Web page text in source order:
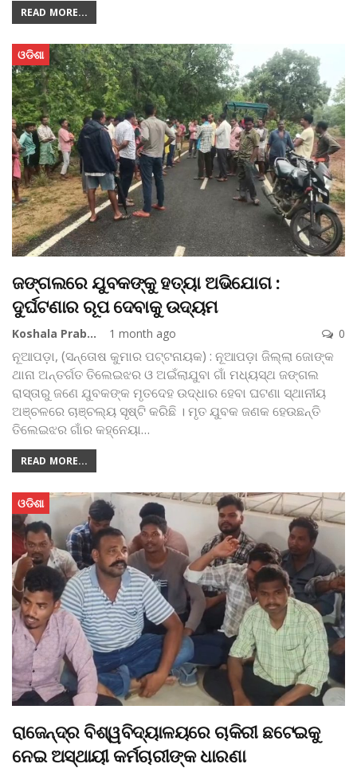
READ MORE...
ଓଡିଶା
ଜଙ୍ଗଲରେ ଯୁବକଙ୍କୁ ହତ୍ୟା ଅଭିଯୋଗ :
ଦୁର୍ଘଟଣାର ରୂପ ଦେବାକୁ ଉଦ୍ୟମ
Koshala Prabaha 1 month ago 0
ନୂଆପଡ଼ା, (ସନ୍ତୋଷ କୁମାର ପଟ୍ଟନାୟକ) : ନୂଆପଡ଼ା ଜିଲ୍ଲା ଜୋଙ୍କ
ଥାନା ଅନ୍ତର୍ଗତ ତିଲେଇଝର ଓ ଅଇଁଲାଯୁବା ଗାଁ ମଧ୍ୟସ୍ଥ ଜଙ୍ଗଲ
ରାସ୍ତାରୁ ଜଣେ ଯୁବକଙ୍କ ମୃତଦେହ ଉଦ୍ଧାର ହେବା ଘଟଣା ସ୍ଥାନୀୟ
ଅଞ୍ଚଳରେ ଚାଞ୍ଚଲ୍ୟ ସୃଷ୍ଟି କରିଛି । ମୃତ ଯୁବକ ଜଣକ ହେଉଛନ୍ତି
ତିଲେଇଝର ଗାଁର କହ୍ନେୟା…
READ MORE...
ଓଡିଶା
ରାଜେନ୍ଦ୍ର ବିଶ୍ୱବିଦ୍ୟାଳୟରେ ଚାକିରୀ ଛଟେଇକୁ
ନେଇ ଅସ୍ଥାୟୀ କର୍ମଚାରୀଙ୍କ ଧାରଣା